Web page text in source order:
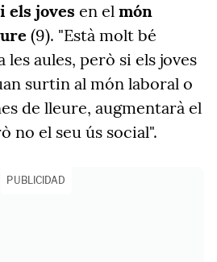
els joves en el món
(9). "Està molt bé
les aules, però si els joves
surtin al món laboral o
de lleure, augmentarà el
no el seu ús social".
PUBLICIDAD